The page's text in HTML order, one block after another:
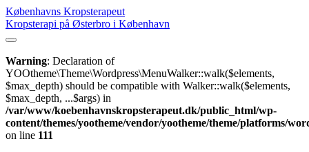
Københavns Kropsterapeut
Kropsterapi på Østerbro i København
Warning: Declaration of
YOOtheme\Theme\Wordpress\MenuWalker::walk($elements,
$max_depth) should be compatible with Walker::walk($elements,
$max_depth, ...$args) in
/var/www/koebenhavnskropsterapeut.dk/public_html/wp-
content/themes/yootheme/vendor/yootheme/theme/platforms/
on line 111